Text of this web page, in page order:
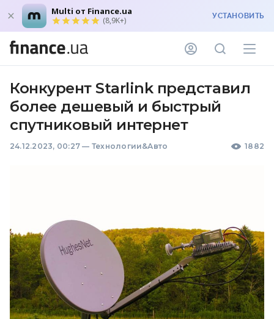
Multi от Finance.ua
(8,9K+) УСТАНОВИТЬ
Конкурент Starlink представил
более дешевый и быстрый
спутниковый интернет
24.12.2023, 00:27 — Технологии&Авто 1882